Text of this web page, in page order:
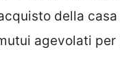
della
agevolati